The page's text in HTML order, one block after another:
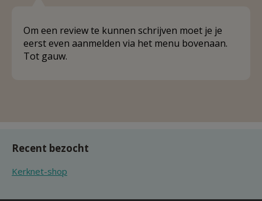
Om een review te kunnen schrijven moet je je
eerst even aanmelden via het menu bovenaan.
Tot gauw.
Recent bezocht
Kerknet-shop